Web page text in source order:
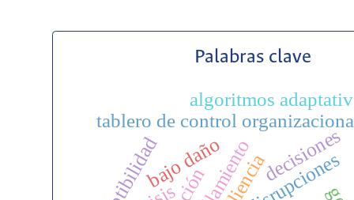
Palabras clave
disrupciones
decisiones
tablero de control
algoritmos
bajo daño